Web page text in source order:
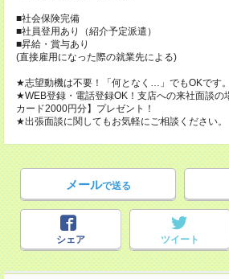
■社会保険完備
■社員登用あり（紹介予定派遣）
■昇給・賞与あり
(直接雇用になった際の就業先による)
★志望動機は不要！「何となく…」でもOKです。
★WEB登録・電話登録OK！支店への来社面談の
カード2000円分】プレゼント！
★出張面談に関してもお気軽にご相談ください。
メールで送る
シェア ツイート